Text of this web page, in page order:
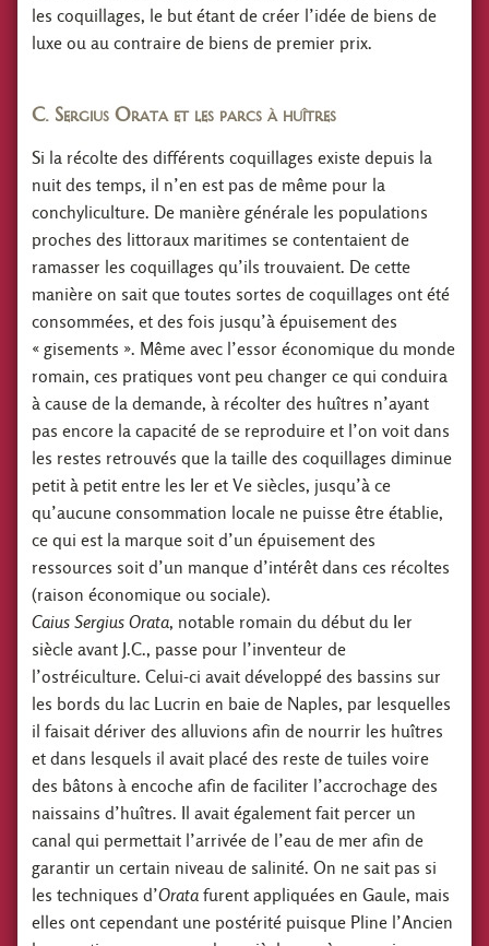
les coquillages, le but étant de créer l’idée de biens de
luxe ou au contraire de biens de premier prix.
C. Sergius Orata et les parcs à huîtres
Si la récolte des différents coquillages existe depuis la
nuit des temps, il n’en est pas de même pour la
conchyliculture. De manière générale les populations
proches des littoraux maritimes se contentaient de
ramasser les coquillages qu’ils trouvaient. De cette
manière on sait que toutes sortes de coquillages ont été
consommées, et des fois jusqu’à épuisement des
« gisements ». Même avec l’essor économique du monde
romain, ces pratiques vont peu changer ce qui conduira
à cause de la demande, à récolter des huîtres n’ayant
pas encore la capacité de se reproduire et l’on voit dans
les restes retrouvés que la taille des coquillages diminue
petit à petit entre les Ier et Ve siècles, jusqu’à ce
qu’aucune consommation locale ne puisse être établie,
ce qui est la marque soit d’un épuisement des
ressources soit d’un manque d’intérêt dans ces récoltes
(raison économique ou sociale).
Caius Sergius Orata, notable romain du début du Ier
siècle avant J.C., passe pour l’inventeur de
l’ostréiculture. Celui-ci avait développé des bassins sur
les bords du lac Lucrin en baie de Naples, par lesquelles
il faisait dériver des alluvions afin de nourrir les huîtres
et dans lesquels il avait placé des reste de tuiles voire
des bâtons à encoche afin de faciliter l’accrochage des
naissains d’huîtres. Il avait également fait percer un
canal qui permettait l’arrivée de l’eau de mer afin de
garantir un certain niveau de salinité. On ne sait pas si
les techniques d’Orata furent appliquées en Gaule, mais
elles ont cependant une postérité puisque Pline l’Ancien